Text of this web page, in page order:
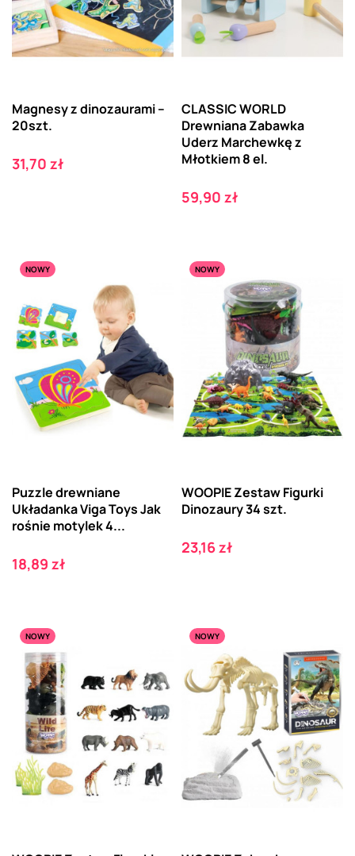
Magnesy z dinozaurami –
20szt.
Cena
31,70 zł
CLASSIC WORLD
Drewniana Zabawka
Uderz Marchewkę z
Młotkiem 8 el.
Cena
59,90 zł
NOWY
Puzzle drewniane
Układanka Viga Toys Jak
rośnie motylek 4...
Cena
18,89 zł
NOWY
WOOPIE Zestaw Figurki
Dinozaury 34 szt.
Cena
23,16 zł
NOWY NOWY